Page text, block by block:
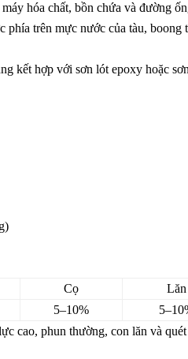
hóa chất, bồn chứa và đường
trên mực nước của tàu,
kết hợp với sơn lót epoxy hoặc
Cọ
Lăn
5–10%
cao, phun thường, con lăn và quét